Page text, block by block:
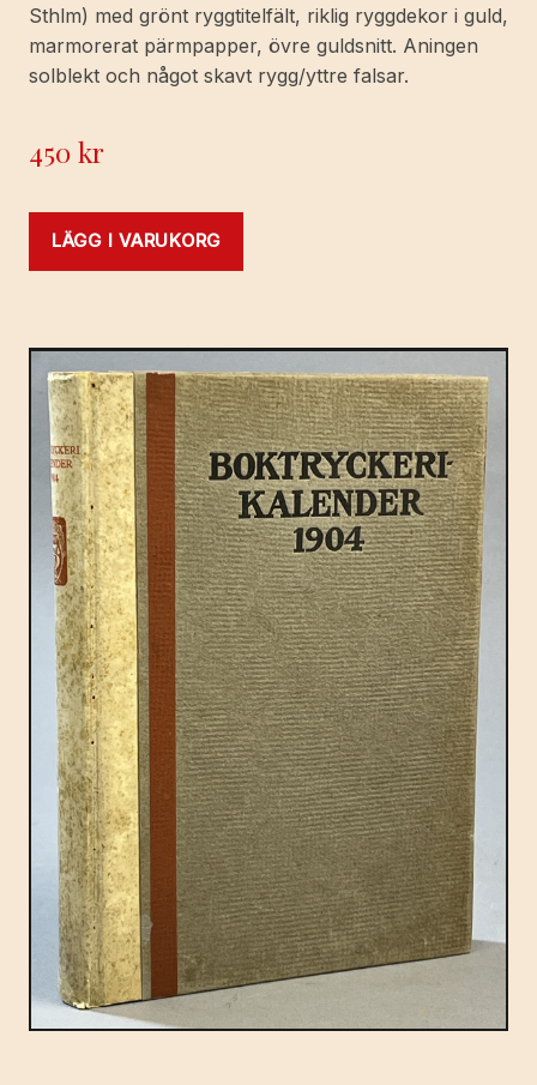
Sthlm) med grönt ryggtitelfält, riklig ryggdekor i guld,
marmorerat pärmpapper, övre guldsnitt. Aningen
solblekt och något skavt rygg/yttre falsar.
450kr
LÄGG I VARUKORG